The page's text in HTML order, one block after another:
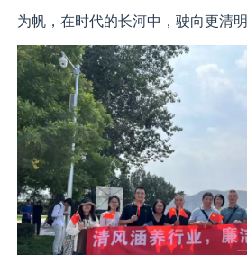
为帆，在时代的长河中，驶向更清